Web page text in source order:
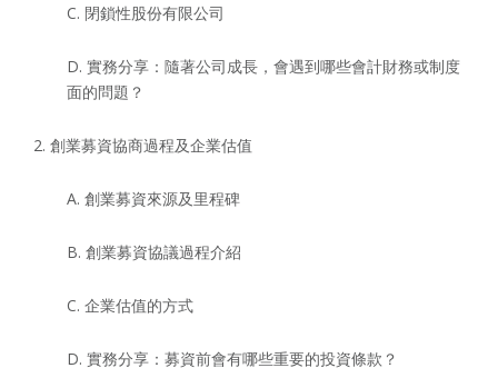
C. 閉鎖性股份有限公司
D. 實務分享：隨著公司成長，會遇到哪些會計財務或制度
面的問題？
2. 創業募資協商過程及企業估值
A. 創業募資來源及里程碑
B. 創業募資協議過程介紹
C. 企業估值的方式
D. 實務分享：募資前會有哪些重要的投資條款？